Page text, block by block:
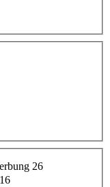
26
16